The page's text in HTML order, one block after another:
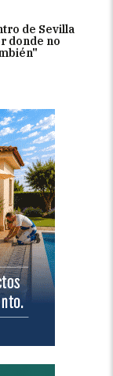
de Sevilla
donde no